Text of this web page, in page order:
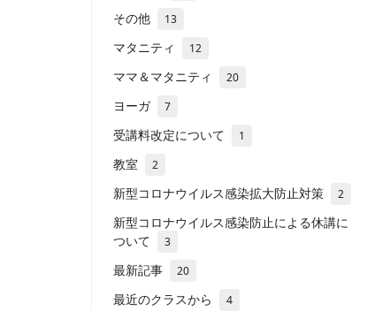
その他 13
マタニティ 12
ママ＆マタニティ 20
ヨーガ 7
受講料改定について 1
教室 2
新型コロナウイルス感染拡大防止対策 2
新型コロナウイルス感染防止による休講に
ついて
3
最新記事 20
最近のクラスから 4